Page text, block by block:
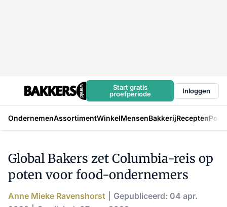
Start gratis
proefperiode
Inloggen
OndernemenAssortimentWinkelMensenBakkerijRecepten
Global Bakers zet Columbia-reis op
poten voor food-ondernemers
Anne Mieke Ravenshorst
Gepubliceerd: 04 apr.